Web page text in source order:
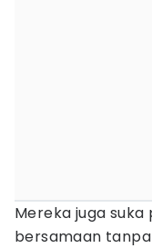
Mereka juga
bersamaan